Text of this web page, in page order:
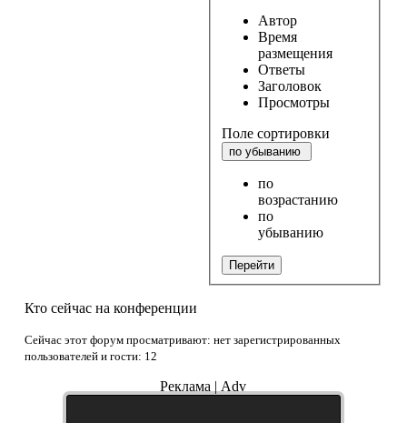
Автор
Время
размещения
Ответы
Заголовок
Просмотры
Поле сортировки
по убыванию
по
возрастанию
по
убыванию
Перейти
Кто сейчас на конференции
Сейчас этот форум просматривают: нет зарегистрированных
пользователей и гости: 12
Реклама | Adv